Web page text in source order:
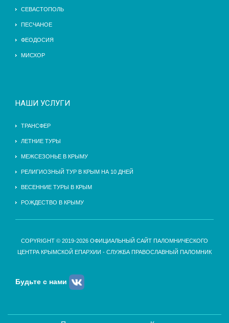
СЕВАСТОПОЛЬ
ПЕСЧАНОЕ
ФЕОДОСИЯ
МИСХОР
НАШИ УСЛУГИ
ТРАНСФЕР
ЛЕТНИЕ ТУРЫ
МЕЖСЕЗОНЬЕ В КРЫМУ
РЕЛИГИОЗНЫЙ ТУР В КРЫМ НА 10 ДНЕЙ
ВЕСЕННИЕ ТУРЫ В КРЫМ
РОЖДЕСТВО В КРЫМУ
COPYRIGHT © 2019-2026 ОФИЦИАЛЬНЫЙ САЙТ ПАЛОМНИЧЕСКОГО
ЦЕНТРА КРЫМСКОЙ ЕПАРХИИ - СЛУЖБА ПРАВОСЛАВНЫЙ ПАЛОМНИК
Будьте с нами